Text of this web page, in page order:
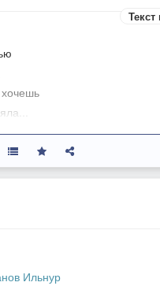
Текст
вечер
бал
свечи
разрушен
цветок
Ильнур